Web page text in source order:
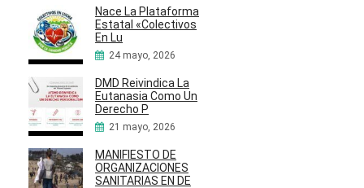
Nace La Plataforma
Estatal «Colectivos
En Lu
24 mayo, 2026
DMD Reivindica La
Eutanasia Como Un
Derecho P
21 mayo, 2026
MANIFIESTO DE
ORGANIZACIONES
SANITARIAS EN DE